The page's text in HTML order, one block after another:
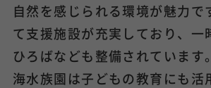
自然を感じられる環境が魅力で
て支援施設が充実しており、一
ひろばなども整備されています
海水族園は子どもの教育にも活